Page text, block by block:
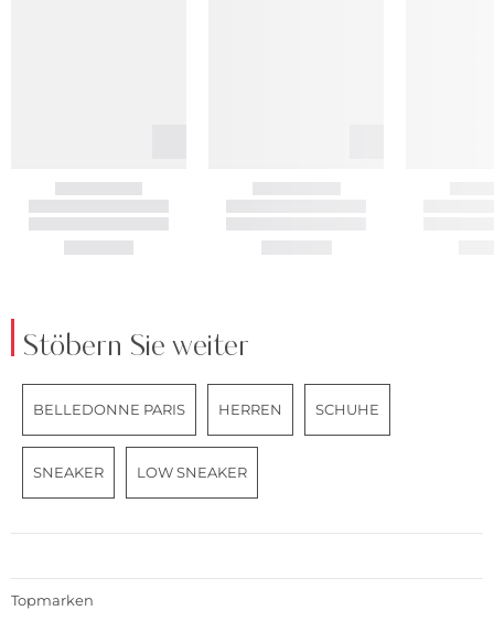
Stöbern Sie weiter
BELLEDONNE PARIS HERREN SCHUHE
SNEAKER LOW SNEAKER
Topmarken